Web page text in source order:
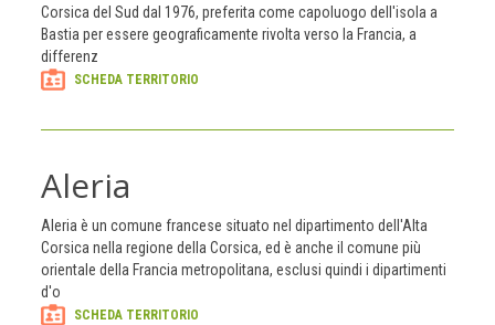
Corsica del Sud dal 1976, preferita come capoluogo dell'isola a
Bastia per essere geograficamente rivolta verso la Francia, a
differenz
SCHEDA TERRITORIO
Aleria
Aleria è un comune francese situato nel dipartimento dell'Alta
Corsica nella regione della Corsica, ed è anche il comune più
orientale della Francia metropolitana, esclusi quindi i dipartimenti
d'o
SCHEDA TERRITORIO